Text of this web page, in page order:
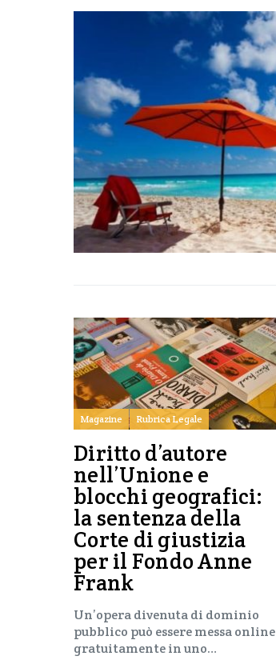
Magazine Rubrica Legale
Diritto d’autore
nell’Unione e
blocchi geografici:
la sentenza della
Corte di giustizia
per il Fondo Anne
Frank
Un’opera divenuta di dominio
pubblico può essere messa online
gratuitamente in uno…